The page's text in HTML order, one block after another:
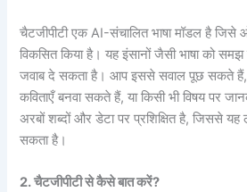
चैटजीपीटी एक AI-संचालित भाषा मॉडल है
विकसित किया है। यह इंसानों जैसी भाषा को
जवाब दे सकता है। आप इससे सवाल पूछ सकते हैं,
कविताएँ बनवा सकते हैं, या किसी भी विषय पर
अरबों शब्दों और डेटा पर प्रशिक्षित है, जिससे
सकता है।
2.चैटजीपीटीसेकैसेबातकरें?